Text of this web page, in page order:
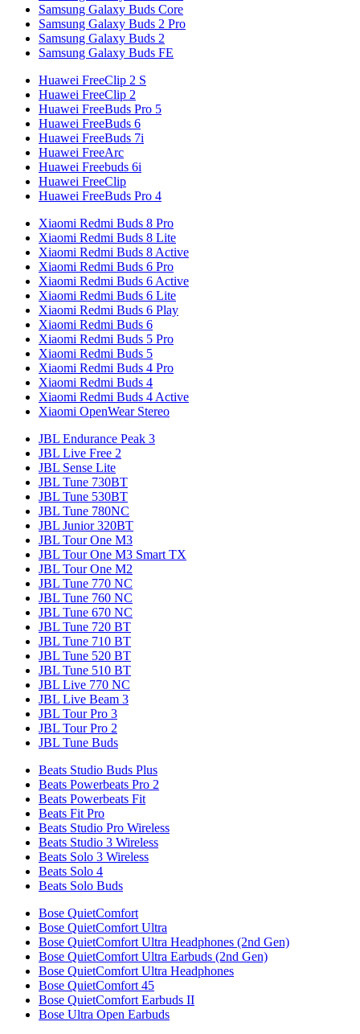
Samsung Galaxy Buds Core
Samsung Galaxy Buds 2 Pro
Samsung Galaxy Buds 2
Samsung Galaxy Buds FE
Huawei FreeClip 2 S
Huawei FreeClip 2
Huawei FreeBuds Pro 5
Huawei FreeBuds 6
Huawei FreeBuds 7i
Huawei FreeArc
Huawei Freebuds 6i
Huawei FreeClip
Huawei FreeBuds Pro 4
Xiaomi Redmi Buds 8 Pro
Xiaomi Redmi Buds 8 Lite
Xiaomi Redmi Buds 8 Active
Xiaomi Redmi Buds 6 Pro
Xiaomi Redmi Buds 6 Active
Xiaomi Redmi Buds 6 Lite
Xiaomi Redmi Buds 6 Play
Xiaomi Redmi Buds 6
Xiaomi Redmi Buds 5 Pro
Xiaomi Redmi Buds 5
Xiaomi Redmi Buds 4 Pro
Xiaomi Redmi Buds 4
Xiaomi Redmi Buds 4 Active
Xiaomi OpenWear Stereo
JBL Endurance Peak 3
JBL Live Free 2
JBL Sense Lite
JBL Tune 730BT
JBL Tune 530BT
JBL Tune 780NC
JBL Junior 320BT
JBL Tour One M3
JBL Tour One M3 Smart TX
JBL Tour One M2
JBL Tune 770 NC
JBL Tune 760 NC
JBL Tune 670 NC
JBL Tune 720 BT
JBL Tune 710 BT
JBL Tune 520 BT
JBL Tune 510 BT
JBL Live 770 NC
JBL Live Beam 3
JBL Tour Pro 3
JBL Tour Pro 2
JBL Tune Buds
Beats Studio Buds Plus
Beats Powerbeats Pro 2
Beats Powerbeats Fit
Beats Fit Pro
Beats Studio Pro Wireless
Beats Studio 3 Wireless
Beats Solo 3 Wireless
Beats Solo 4
Beats Solo Buds
Bose QuietComfort
Bose QuietComfort Ultra
Bose QuietComfort Ultra Headphones (2nd Gen)
Bose QuietComfort Ultra Earbuds (2nd Gen)
Bose QuietComfort Ultra Headphones
Bose QuietComfort 45
Bose QuietComfort Earbuds II
Bose Ultra Open Earbuds